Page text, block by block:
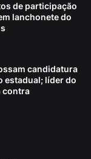
de participação
lanchonete do
candidatura
estadual; líder do
contra